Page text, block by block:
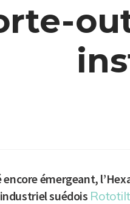
encore émergeant,
suédois Rototilt